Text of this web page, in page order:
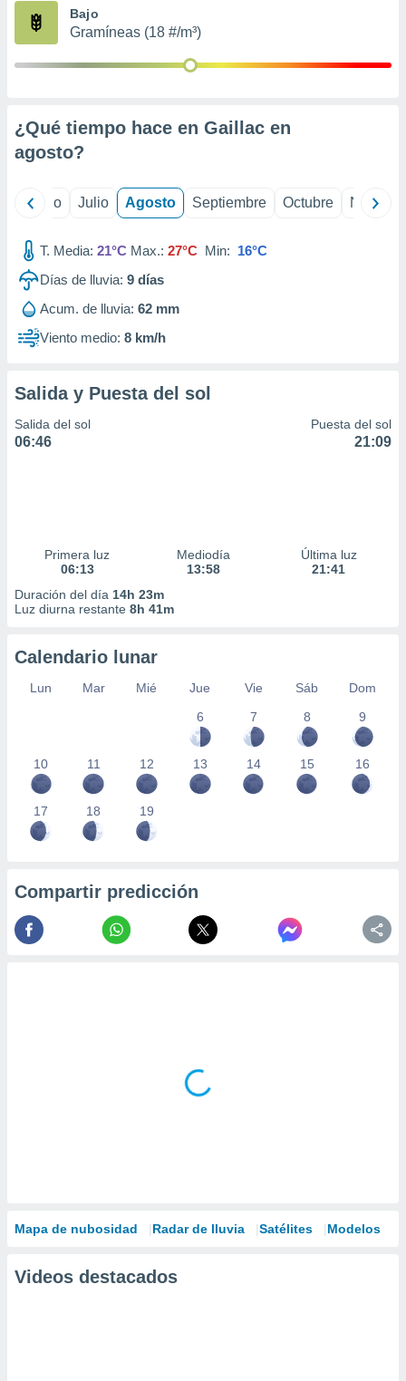
publicidad
1199
Bajo
Gramíneas (18 #/m³)
¿Qué tiempo hace en Gaillac en
agosto?
Junio Julio Agosto Septiembre Octubre
T. Media: 21°C Max.: 27°C Min: 16°C
Días de lluvia: 9 días
Acum. de lluvia: 62 mm
Viento medio: 8 km/h
Salida y Puesta del sol
Salida del sol
06:46
Puesta del sol
21:09
Primera luz
06:13
Mediodía
13:58
Última luz
21:41
Duración del día 14h 23m
Luz diurna restante 8h 41m
Calendario lunar
Lun Mar Mié Jue Vie Sáb
Dom
6
7 8 9
10 11 12 13 14 15 16
17 18 19
Compartir predicción
Mapa de nubosidad Radar de lluvia Satélites Modelos
Videos destacados